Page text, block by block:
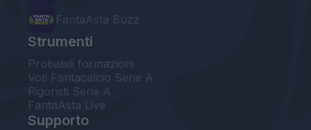
FantaAsta Buzz
Strumenti
Probabili formazioni
Voti Fantacalcio Serie A
Rigoristi Serie A
FantaAsta Live
Supporto